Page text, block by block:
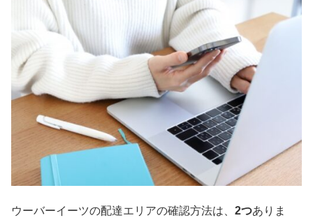
ウーバーイーツの配達エリアの確認方法は、 2つありま